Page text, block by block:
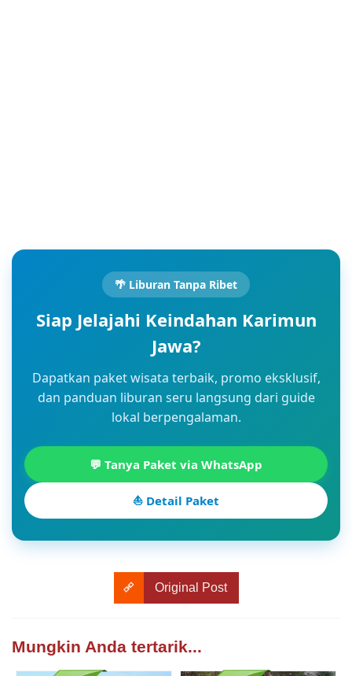
🌴 Liburan Tanpa Ribet
Siap Jelajahi Keindahan Karimun
Jawa?
Dapatkan paket wisata terbaik, promo eksklusif,
dan panduan liburan seru langsung dari guide
lokal berpengalaman.
💬 Tanya Paket via WhatsApp
⛵ Detail Paket
Original Post
Mungkin Anda tertarik...